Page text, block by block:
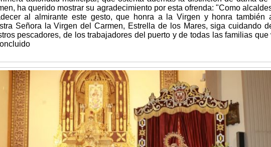
ha querido mostrar su agradecimiento por esta ofrenda: "Como
al almirante este gesto, que honra a la Virgen y honra también
Señora la Virgen del Carmen, Estrella de los Mares, siga cuidando
pescadores, de los trabajadores del puerto y de todas las familias